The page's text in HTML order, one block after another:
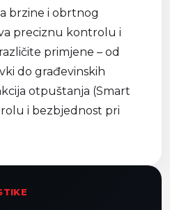
brzine i obrtnog
preciznu kontrolu i
primjene – od
do građevinskih
otpuštanja (Smart
i bezbjednost pri